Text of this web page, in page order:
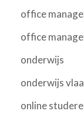
office
office
onderwijs
onderwijs
online